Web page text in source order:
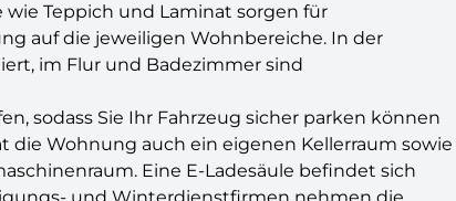
wie Teppich und Laminat sorgen für
auf die jeweiligen Wohnbereiche. In der
im Flur und Badezimmer sind
sodass Sie Ihr Fahrzeug sicher parken können
Wohnung auch ein eigenen Kellerraum sowie
Eine E-Ladesäule befindet sich